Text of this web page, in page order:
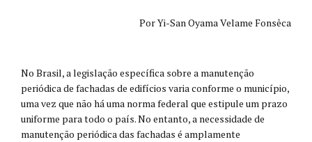
Por Yi-San Oyama Velame Fonsêca
No Brasil, a legislação específica sobre a manutenção
periódica de fachadas de edifícios varia conforme o município,
uma vez que não há uma norma federal que estipule um prazo
uniforme para todo o país. No entanto, a necessidade de
manutenção periódica das fachadas é amplamente